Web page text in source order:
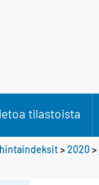
tilastoista
>2020 >